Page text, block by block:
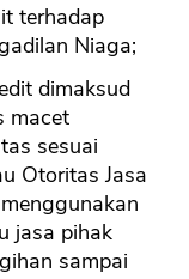
terhadap
Niaga;
dimaksud
macet
sesuai
Otoritas Jasa
jasa pihak
sampai